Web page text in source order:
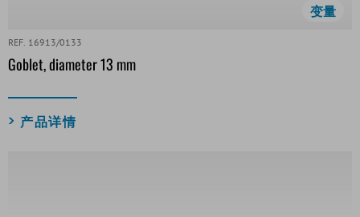
变量
REF. 16913/0133
Goblet, diameter 13 mm
产品详情